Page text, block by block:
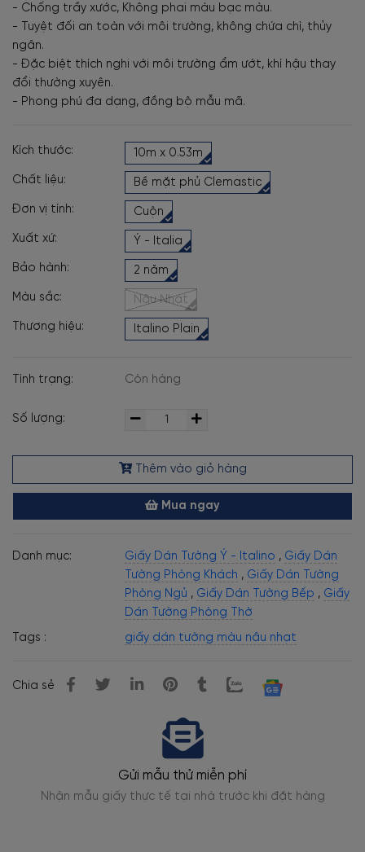
- Chống trầy xước, Không phai màu bạc màu.
- Tuyệt đối an toàn với môi trường, không chứa chì, thủy
ngân.
- Đặc biệt thích nghi với môi trường ẩm ướt, khí hậu thay
đổi thường xuyên.
- Phong phú đa dạng, đồng bộ mẫu mã.
Kích thước: 10m x 0.53m
Chất liệu: Bề mặt phủ Clemastic
Đơn vị tính: Cuộn
Xuất xứ: Ý - Italia
Bảo hành: 2 năm
Màu sắc: Nâu Nhạt
Thương hiệu: Italino Plain
Tình trạng: Còn hàng
Số lượng:
Thêm vào giỏ hàng
Mua ngay
Danh mục: Giấy Dán Tường Ý - Italino , Giấy Dán
Tường Phòng Khách , Giấy Dán Tường
Phòng Ngủ , Giấy Dán Tường Bếp , Giấy
Dán Tường Phòng Thờ
Tags :
giấy dán tường màu nâu nhạt
Chia sẻ
Thi công chuyên nghiệp
Thợ dán tường lành nghề, kỹ thuật cao, phẳng đẹp